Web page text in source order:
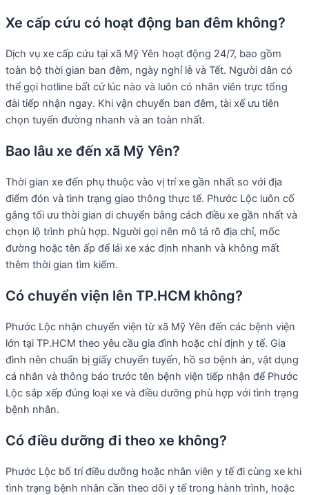
Xe cấp cứu có hoạt động ban đêm không?
Dịch vụ xe cấp cứu tại xã Mỹ Yên hoạt động 24/7, bao gồm
toàn bộ thời gian ban đêm, ngày nghỉ lễ và Tết. Người dân có
thể gọi hotline bất cứ lúc nào và luôn có nhân viên trực tổng
đài tiếp nhận ngay. Khi vận chuyển ban đêm, tài xế ưu tiên
chọn tuyến đường nhanh và an toàn nhất.
Bao lâu xe đến xã Mỹ Yên?
Thời gian xe đến phụ thuộc vào vị trí xe gần nhất so với địa
điểm đón và tình trạng giao thông thực tế. Phước Lộc luôn cố
gắng tối ưu thời gian di chuyển bằng cách điều xe gần nhất và
chọn lộ trình phù hợp. Người gọi nên mô tả rõ địa chỉ, mốc
đường hoặc tên ấp để lái xe xác định nhanh và không mất
thêm thời gian tìm kiếm.
Có chuyển viện lên TP.HCM không?
Phước Lộc nhận chuyển viện từ xã Mỹ Yên đến các bệnh viện
lớn tại TP.HCM theo yêu cầu gia đình hoặc chỉ định y tế. Gia
đình nên chuẩn bị giấy chuyển tuyến, hồ sơ bệnh án, vật dụng
cá nhân và thông báo trước tên bệnh viện tiếp nhận để Phước
Lộc sắp xếp đúng loại xe và điều dưỡng phù hợp với tình trạng
bệnh nhân.
Có điều dưỡng đi theo xe không?
Phước Lộc bố trí điều dưỡng hoặc nhân viên y tế đi cùng xe khi
tình trạng bệnh nhân cần theo dõi y tế trong hành trình, hoặc